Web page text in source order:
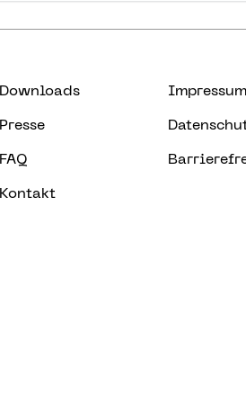
Downloads
Presse
FAQ
Kontakt
Impressum